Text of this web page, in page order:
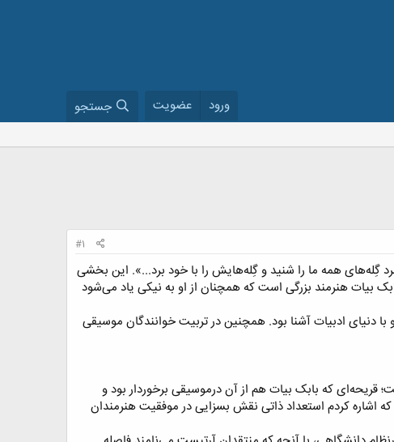
ورود عضویت جستجو
#1
گِله‌های همه ما را شنید و گِله‌هایش را با خود برد...». این بخشی
آهنگسازی که فردا ۱۳ سال از درگذشت او می‌گذرد؛ بابک بیات هنرمند بزرگی است که همچنان از او به نیکی یاد می‌شود
دنیای ادبیات آشنا بود. همچنین در تربیت خوانندگان موسیقی
که بابک بیات هم از آن درموسیقی برخوردار بود و
اشاره کردم استعداد ذاتی نقش بسزایی در موفقیت هنرمندان